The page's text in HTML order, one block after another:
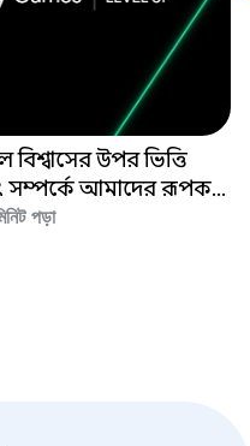
করুন এবং
জন্য
উপর ভিত্তি
সম্পর্কে আমাদের রূপকল্প
এগিয়ে নিয়ে
পড়া